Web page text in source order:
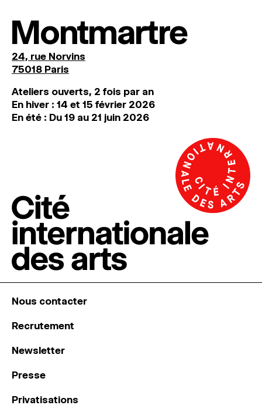
Montmartre
24, rue Norvins
75018 Paris
Ateliers ouverts, 2 fois par an
En hiver : 14 et 15 février 2026
En été : Du 19 au 21 juin 2026
Nous contacter
Recrutement
Newsletter
Presse
Privatisations